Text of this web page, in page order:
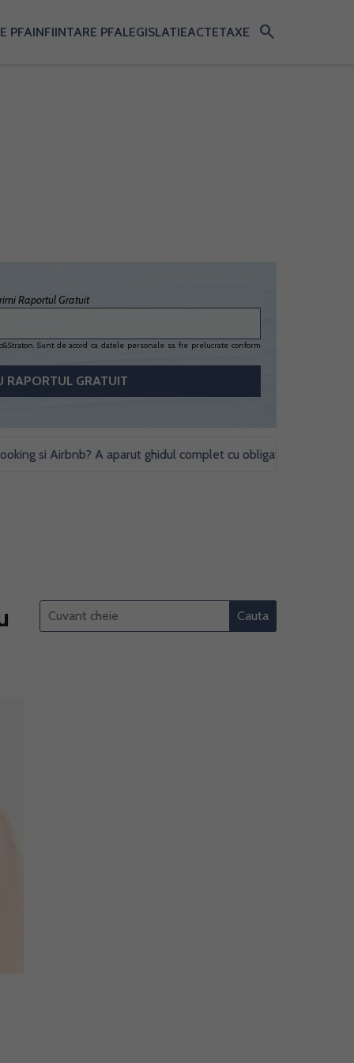
PFAINFIINTARE PFALEGISLATIEACTETAXE search
Raportul Gratuit
Sunt de acord ca datele personale sa fie prelucrate conform
si Airbnb? A aparut ghidul complet cu obligatii fiscale si studii